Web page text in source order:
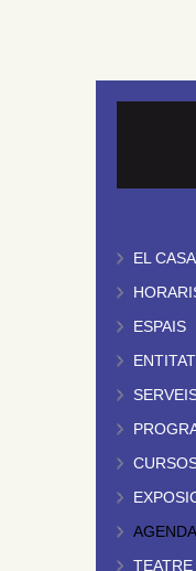
EL
ESPAIS
AGENDA